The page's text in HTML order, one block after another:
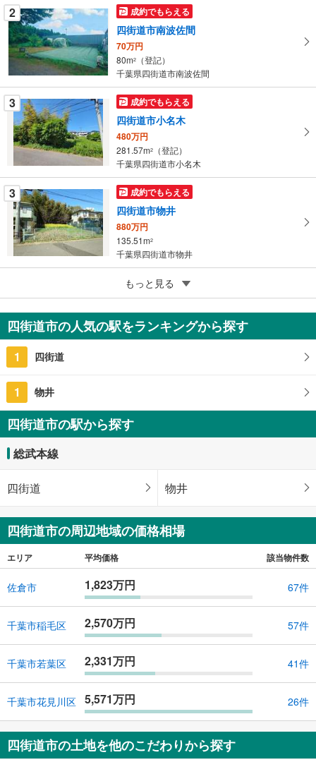
件
を
マ
イ
ー
ジ
に
保
存
す
る
2 成約でもらえる
四街道市南波佐間
70万円
80m2
（登記）
千葉県四街道市南波佐間
3 成約でもらえる
四街道市小名木
480万円
281.57m2
（登記）
千葉県四街道市小名木
3 成約でもらえる
四街道市物井
880万円
135.51m2
千葉県四街道市物井
成約でもらえる
四街道市栗山
2,100万円
118.27m2（登記）
もっと見る
四街道市の人気の駅をランキングから探す
1 四街道
1 物井
四街道市の駅から探す
総武本線
四街道 物井
四街道市の周辺地域の価格相場
エリア 平均価格 該当物件数
佐倉市 1,823万円 67件
千葉市稲毛区 2,570万円 57件
千葉市若葉区 2,331万円 41件
千葉市花見川区 5,571万円 26件
四街道市の土地を他のこだわりから探す